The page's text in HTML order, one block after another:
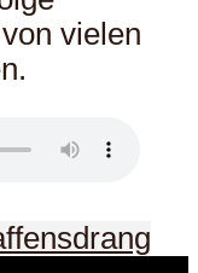
vielen